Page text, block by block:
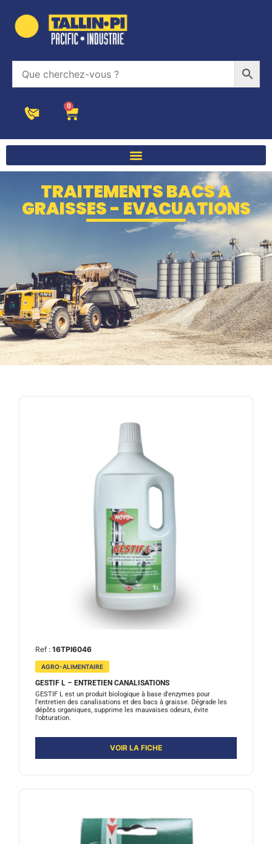
0
TRAITEMENTS BACS A
GRAISSES - EVACUATIONS
Ref : 16TPI6046
AGRO-ALIMENTAIRE
GESTIF L – ENTRETIEN CANALISATIONS
GESTIF L est un produit biologique à base d'enzymes pour
l'entretien des canalisations et des bacs à graisse. Dégrade les
dépôts organiques, supprime les mauvaises odeurs, évite
l'obturation.
VOIR LA FICHE